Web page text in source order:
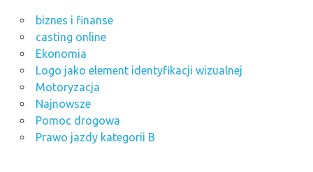
biznes i finanse
casting online
Ekonomia
Logo jako element identyfikacji wizualnej
Motoryzacja
Najnowsze
Pomoc drogowa
Prawo jazdy kategorii B